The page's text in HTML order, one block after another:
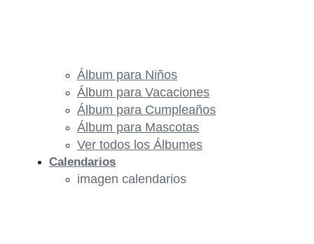
Álbum para Niños
Álbum para Vacaciones
Álbum para Cumpleaños
Álbum para Mascotas
Ver todos los Álbumes
Calendarios
imagen calendarios